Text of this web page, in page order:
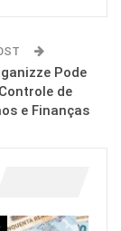
Pode
de
e Finanças